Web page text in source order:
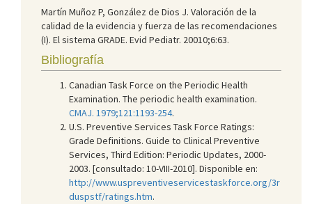
Martín Muñoz P, González de Dios J. Valoración de la
calidad de la evidencia y fuerza de las recomendaciones
(I). El sistema GRADE. Evid Pediatr. 20010;6:63.
Bibliografía
Canadian Task Force on the Periodic Health
Examination. The periodic health examination.
CMAJ. 1979;121:1193-254.
U.S. Preventive Services Task Force Ratings:
Grade Definitions. Guide to Clinical Preventive
Services, Third Edition: Periodic Updates, 2000-
2003. [consultado: 10-VIII-2010]. Disponible en:
http://www.uspreventiveservicestaskforce.org/3r
duspstf/ratings.htm.